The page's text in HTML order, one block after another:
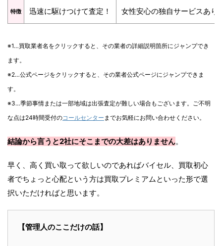
特徴 迅速に駆けつけて査定！ 女性安心の独自サービスあり
※1…買取業者名をクリックすると、その業者の詳細説明箇所にジャンプでき
ます。
※2…公式ページをクリックすると、その業者公式ページにジャンプできま
す。
※3…季節事情または一部地域は出張査定が難しい場合もございます。ご不明
な点は24時間受付のコールセンター までお気軽にお問い合わせください。
結論から言うと2社にそこまでの大差はありません。
早く、高く買い取って欲しいのであればバイセル、買取初心
者でちょっと心配という方は買取プレミアムといった形で選
択いただければと思います。
【管理人のここだけの話】